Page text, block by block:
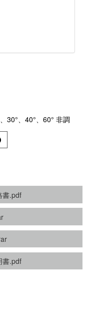
30°、40°、60° 非調
書.pdf
書.pdf